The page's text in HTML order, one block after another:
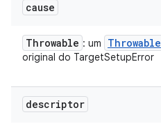
cause
Throwable : um Throwable
original do TargetSetupError
descriptor